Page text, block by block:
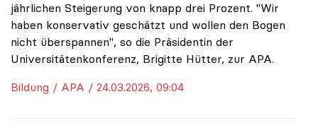
jährlichen Steigerung von knapp drei Prozent. "Wir
haben konservativ geschätzt und wollen den Bogen
nicht überspannen", so die Präsidentin der
Universitätenkonferenz, Brigitte Hütter, zur APA.
Bildung / APA / 24.03.2026, 09:04